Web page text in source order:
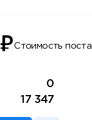
₽Стоимость поста
0
17 347